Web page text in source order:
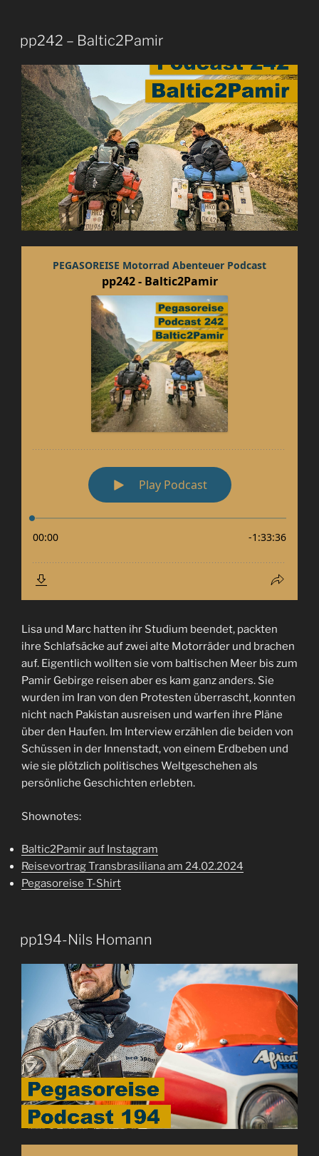
pp242 – Baltic2Pamir
Lisa und Marc hatten ihr Studium beendet, packten
ihre Schlafsäcke auf zwei alte Motorräder und brachen
auf. Eigentlich wollten sie vom baltischen Meer bis zum
Pamir Gebirge reisen aber es kam ganz anders. Sie
wurden im Iran von den Protesten überrascht, konnten
nicht nach Pakistan ausreisen und warfen ihre Pläne
über den Haufen. Im Interview erzählen die beiden von
Schüssen in der Innenstadt, von einem Erdbeben und
wie sie plötzlich politisches Weltgeschehen als
persönliche Geschichten erlebten.
Shownotes:
Baltic2Pamir auf Instagram
Reisevortrag Transbrasiliana am 24.02.2024
Pegasoreise T-Shirt
pp194-Nils Homann